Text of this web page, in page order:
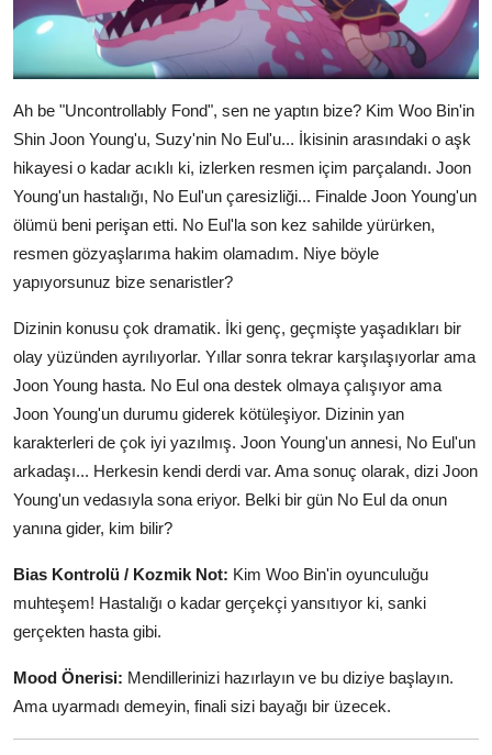
Ah be "Uncontrollably Fond", sen ne yaptın bize? Kim Woo Bin'in
Shin Joon Young'u, Suzy'nin No Eul'u... İkisinin arasındaki o aşk
hikayesi o kadar acıklı ki, izlerken resmen içim parçalandı. Joon
Young'un hastalığı, No Eul'un çaresizliği... Finalde Joon Young'un
ölümü beni perişan etti. No Eul'la son kez sahilde yürürken,
resmen gözyaşlarıma hakim olamadım. Niye böyle
yapıyorsunuz bize senaristler?
Dizinin konusu çok dramatik. İki genç, geçmişte yaşadıkları bir
olay yüzünden ayrılıyorlar. Yıllar sonra tekrar karşılaşıyorlar ama
Joon Young hasta. No Eul ona destek olmaya çalışıyor ama
Joon Young'un durumu giderek kötüleşiyor. Dizinin yan
karakterleri de çok iyi yazılmış. Joon Young'un annesi, No Eul'un
arkadaşı... Herkesin kendi derdi var. Ama sonuç olarak, dizi Joon
Young'un vedasıyla sona eriyor. Belki bir gün No Eul da onun
yanına gider, kim bilir?
Bias Kontrolü / Kozmik Not: Kim Woo Bin'in oyunculuğu
muhteşem! Hastalığı o kadar gerçekçi yansıtıyor ki, sanki
gerçekten hasta gibi.
Mood Önerisi: Mendillerinizi hazırlayın ve bu diziye başlayın.
Ama uyarmadı demeyin, finali sizi bayağı bir üzecek.